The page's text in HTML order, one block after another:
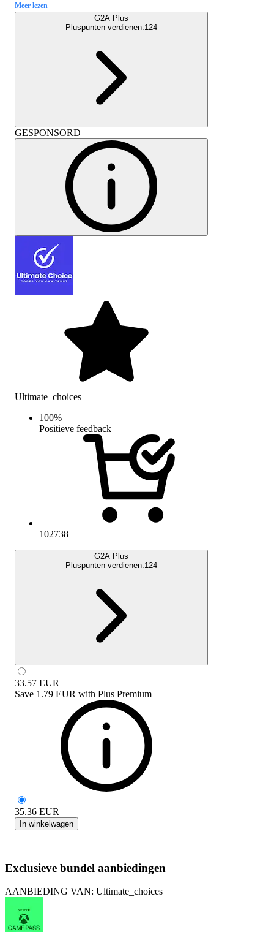
Meer lezen
G2A Plus
Pluspunten verdienen:124
GESPONSORD
Ultimate_choices
100%
Positieve feedback
102738
G2A Plus
Pluspunten verdienen:124
33.57 EUR
Save 1.79 EUR with Plus Premium
35.36 EUR
In winkelwagen
Exclusieve bundel aanbiedingen
AANBIEDING VAN: Ultimate_choices